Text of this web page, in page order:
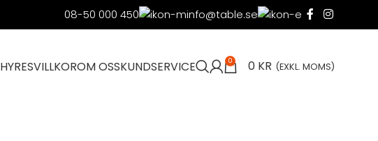
08-50 000 450 info@table.se
HYRESVILLKOROM OSSKUNDSERVICE 0 0 KR (EXKL. MOMS)